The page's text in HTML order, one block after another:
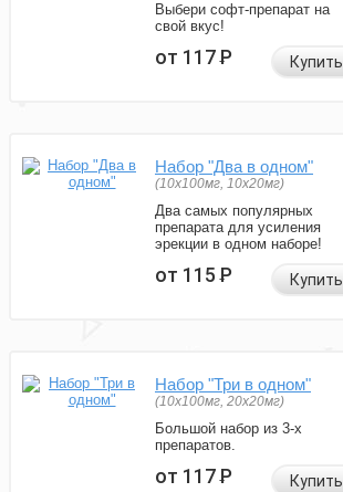
Выбери софт-препарат на
свой вкус!
от 117Р Купить
Набор "Два в одном"
(10x100мг, 10x20мг)
Два самых популярных
препарата для усиления
эрекции в одном наборе!
от 115Р Купить
Набор "Три в одном"
(10x100мг, 20x20мг)
Большой набор из 3-х
препаратов.
от 117Р Купить